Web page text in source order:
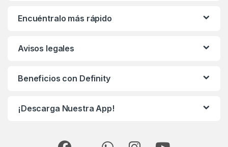
Encuéntralo más rápido
Avisos legales
Beneficios con Definity
¡Descarga Nuestra App!